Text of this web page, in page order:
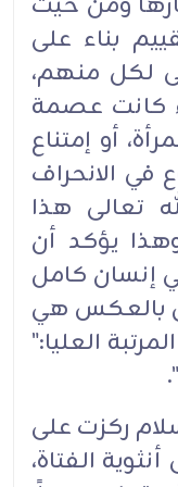
بناء على
لكل منهم،
كانت عصمة
أو إمتناع
في الانحراف
تعالى هذا
يؤكد أن
إنسان كامل
بالعكس هي
العليا:"
ركزت على
الفتاة،